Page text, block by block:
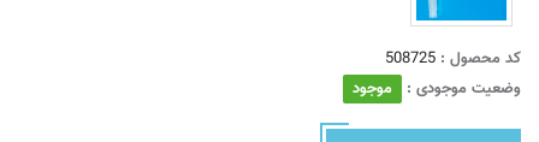
کد محصول : 508725
وضعیت موجودی :
موجود